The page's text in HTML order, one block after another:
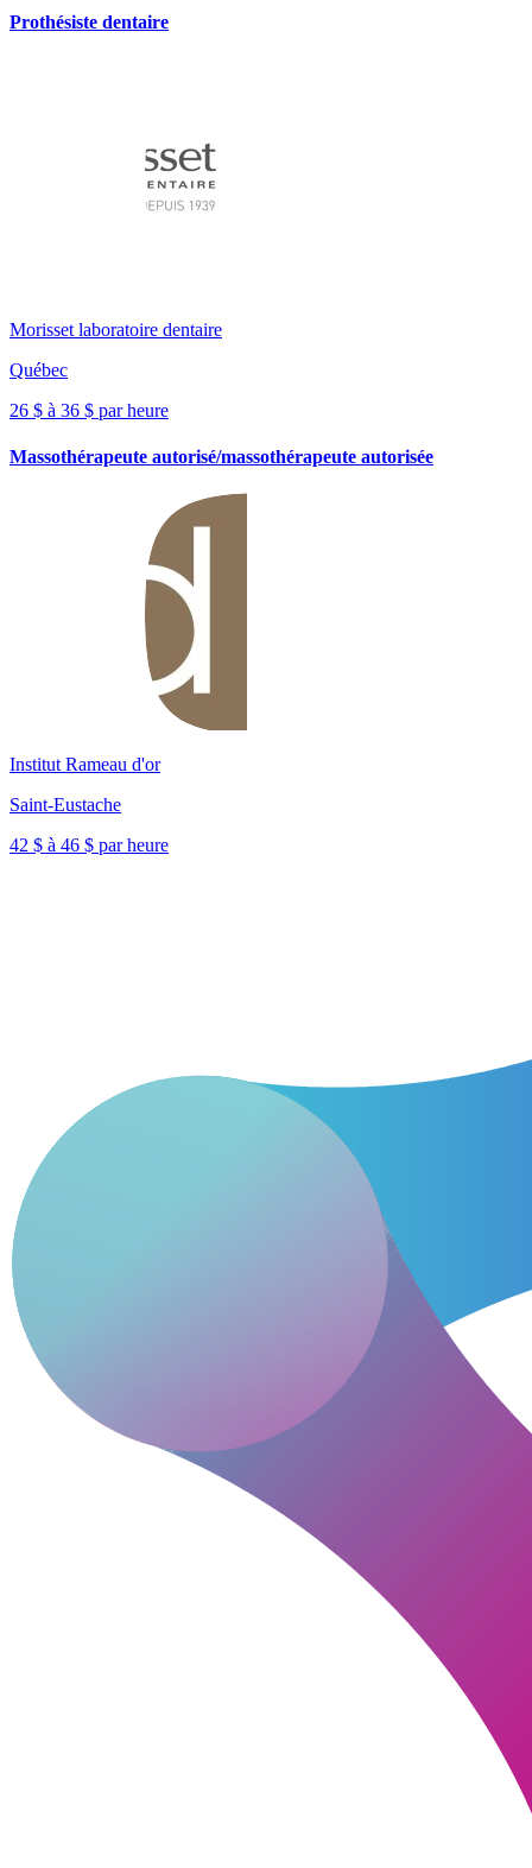
Prothésiste dentaire
Morisset laboratoire dentaire
Québec
26 $ à 36 $ par heure
Massothérapeute autorisé/massothérapeute autorisée
Institut Rameau d'or
Saint-Eustache
42 $ à 46 $ par heure